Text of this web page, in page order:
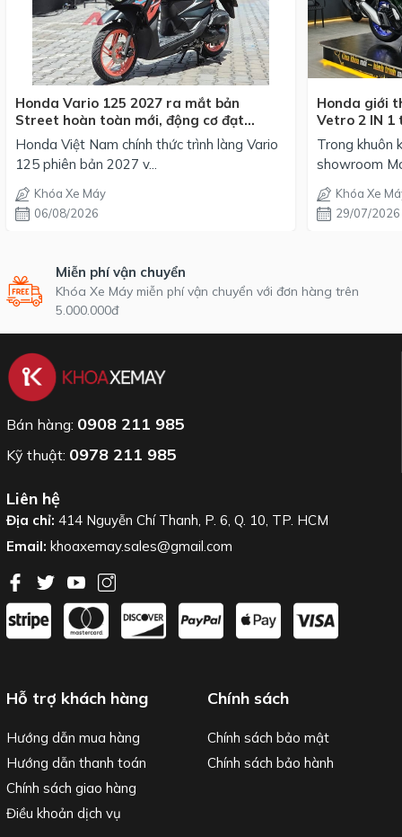
Honda Vario 125 2027 ra mắt bản
Street hoàn toàn mới, động cơ đạt
chuẩn EURO 4, giá từ 42,69 triệu đồng
Honda Việt Nam chính thức trình làng Vario
125 phiên bản 2027 v...
Khóa Xe Máy
06/08/2026
Honda giới
Vetro 2 IN 1
mỗi phối
Trong khuôn
showroom
Khóa Xe
29/07/2026
Miễn phí vận chuyển
Khóa Xe Máy miễn phí vận chuyển với đơn hàng trên
5.000.000đ
Bán hàng: 0908 211 985
Kỹ thuật: 0978 211 985
Liên hệ
Địa chỉ: 414 Nguyễn Chí Thanh, P. 6, Q. 10, TP. HCM
Email: khoaxemay.sales@gmail.com
Hỗ trợ khách hàng
Hướng dẫn mua hàng
Hướng dẫn thanh toán
Chính sách giao hàng
Điều khoản dịch vụ
Chính sách
Chính sách bảo mật
Chính sách bảo hành